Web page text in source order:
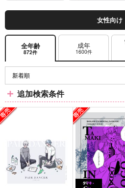
女性向け
全年齢
872件
成年
1600件
追加検索条件